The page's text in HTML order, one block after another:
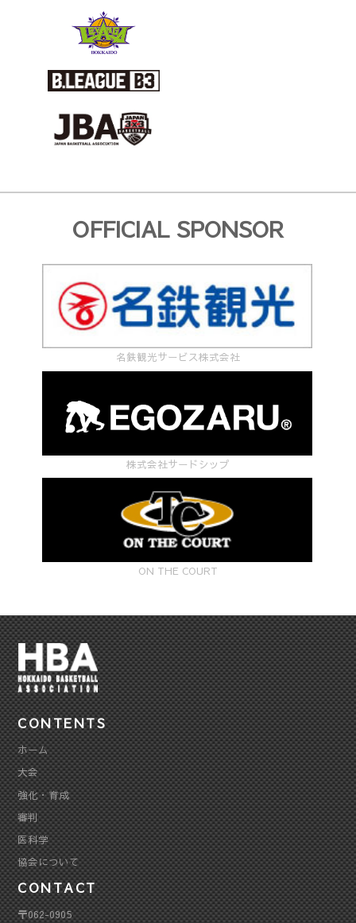
OFFICIAL SPONSOR
名鉄観光サービス株式会社
株式会社サードシップ
ON THE COURT
CONTENTS
ホーム
大会
強化・育成
審判
医科学
協会について
CONTACT
〒062-0905